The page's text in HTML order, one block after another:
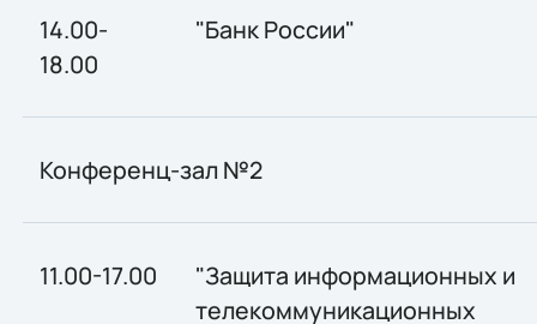
14.00-
18.00
"Банк России"
Конференц-зал №2
11.00-17.00
"Защита информационных и
телекоммуникационных